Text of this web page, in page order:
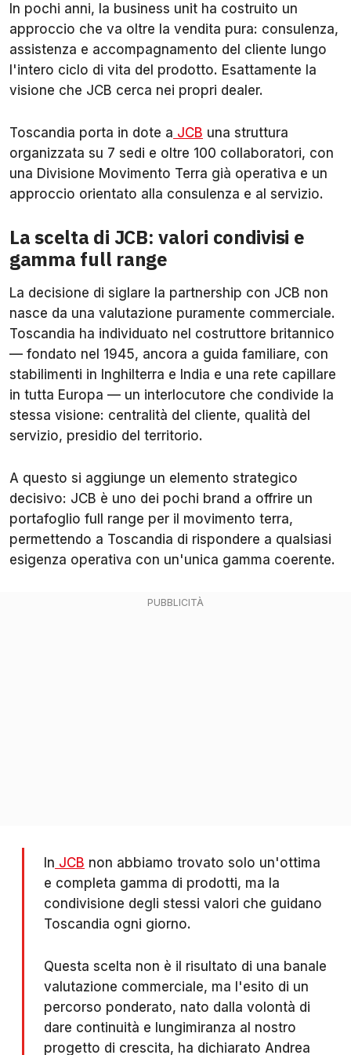
In pochi anni, la business unit ha costruito un
approccio che va oltre la vendita pura: consulenza,
assistenza e accompagnamento del cliente lungo
l'intero ciclo di vita del prodotto. Esattamente la
visione che JCB cerca nei propri dealer.
Toscandia porta in dote a JCB una struttura
organizzata su 7 sedi e oltre 100 collaboratori, con
una Divisione Movimento Terra già operativa e un
approccio orientato alla consulenza e al servizio.
La scelta di JCB: valori condivisi e
gamma full range
La decisione di siglare la partnership con JCB non
nasce da una valutazione puramente commerciale.
Toscandia ha individuato nel costruttore britannico
— fondato nel 1945, ancora a guida familiare, con
stabilimenti in Inghilterra e India e una rete capillare
in tutta Europa — un interlocutore che condivide la
stessa visione: centralità del cliente, qualità del
servizio, presidio del territorio.
A questo si aggiunge un elemento strategico
decisivo: JCB è uno dei pochi brand a offrire un
portafoglio full range per il movimento terra,
permettendo a Toscandia di rispondere a qualsiasi
esigenza operativa con un'unica gamma coerente.
In JCB non abbiamo trovato solo un'ottima
e completa gamma di prodotti, ma la
condivisione degli stessi valori che guidano
Toscandia ogni giorno.
Questa scelta non è il risultato di una banale
valutazione commerciale, ma l'esito di un
percorso ponderato, nato dalla volontà di
dare continuità e lungimiranza al nostro
progetto di crescita, ha dichiarato Andrea